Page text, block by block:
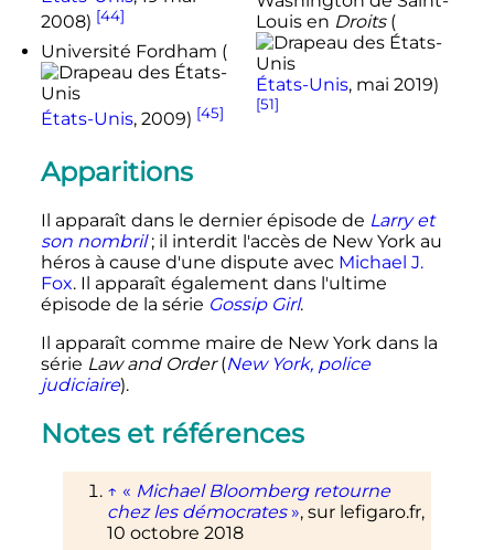
2008) [44]
Université Fordham (
États-Unis, 2009) [45]
Louis en Droits(
États-Unis, mai 2019)
[51]
Apparitions
Il apparaît dans le dernier épisode de Larry et
son nombril ; il interdit l'accès de New York au
héros à cause d'une dispute avec Michael J.
Fox. Il apparaît également dans l'ultime
épisode de la série Gossip Girl.
Il apparaît comme maire de New York dans la
série Law and Order(New York, police
judiciaire).
Notes et références
↑ « Michael Bloomberg retourne
chez les démocrates », sur lefigaro.fr,
10 octobre 2018